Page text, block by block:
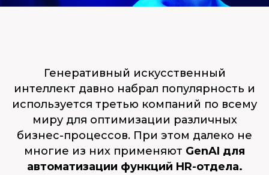
Генеративный искусственный
интеллект давно набрал популярность и
используется третью компаний по всему
миру для оптимизации различных
бизнес-процессов. При этом далеко не
многие из них применяют GenAI для
автоматизации функций HR-отдела.